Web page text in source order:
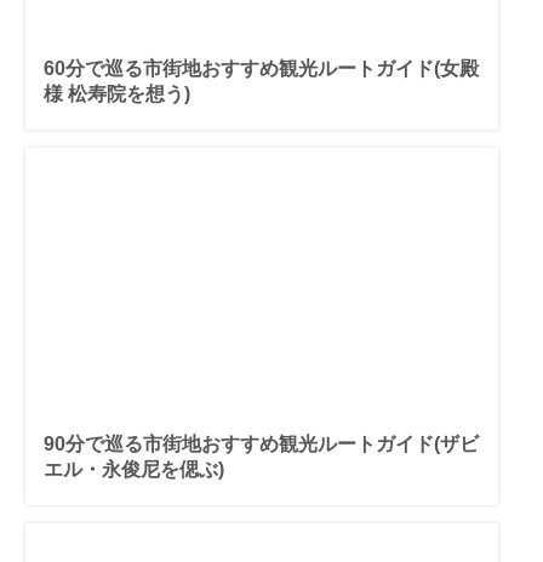
60分で巡る市街地おすすめ観光ルートガイド(女殿
様 松寿院を想う)
90分で巡る市街地おすすめ観光ルートガイド(ザビ
エル・永俊尼を偲ぶ)